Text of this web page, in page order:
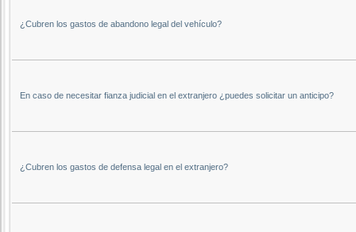
¿Cubren los gastos de abandono legal del vehículo?
En caso de necesitar fianza judicial en el extranjero ¿puedes solicitar un anticipo?
¿Cubren los gastos de defensa legal en el extranjero?